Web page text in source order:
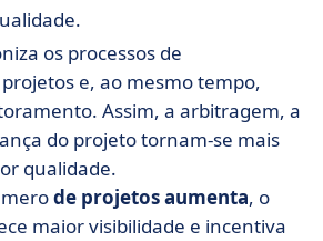
os processos de
e, ao mesmo tempo,
Assim, a arbitragem, a
do projeto tornam-se mais
qualidade.
de projetos aumenta, o
maior visibilidade e incentiva